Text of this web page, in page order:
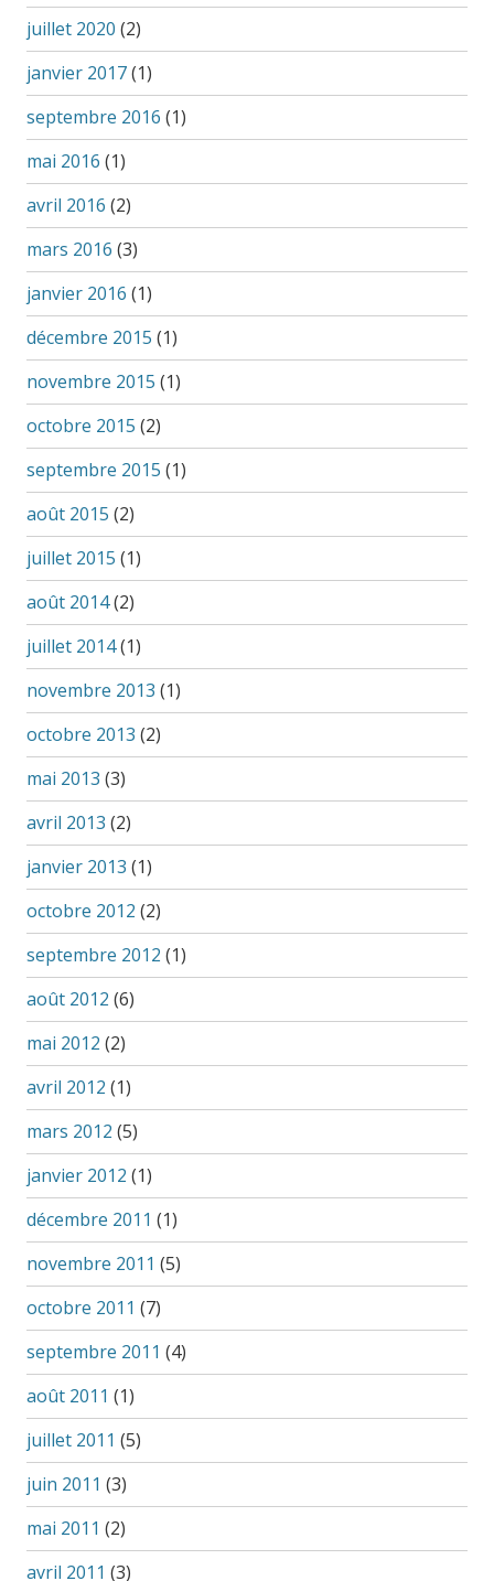
juillet 2020 (2)
janvier 2017(1)
septembre 2016 (1)
mai 2016 (1)
avril 2016 (2)
mars 2016 (3)
janvier 2016 (1)
décembre 2015 (1)
novembre 2015 (1)
octobre 2015 (2)
septembre 2015 (1)
août 2015 (2)
juillet 2015 (1)
août 2014(2)
juillet 2014(1)
novembre 2013 (1)
octobre 2013 (2)
mai 2013 (3)
avril 2013 (2)
janvier 2013 (1)
octobre 2012 (2)
septembre 2012 (1)
août 2012 (6)
mai 2012 (2)
avril 2012 (1)
mars 2012 (5)
janvier 2012 (1)
décembre 2011 (1)
novembre 2011 (5)
octobre 2011 (7)
septembre 2011 (4)
août 2011 (1)
juillet 2011 (5)
juin 2011 (3)
mai 2011 (2)
avril 2011 (3)